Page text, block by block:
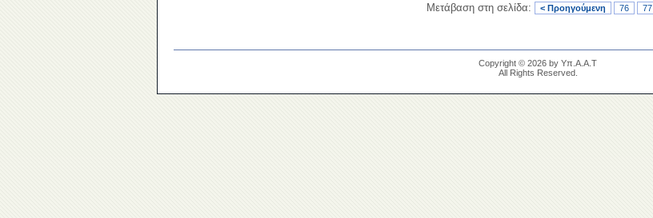
Μετάβαση στη σελίδα: < Προηγούμενη 76 77
Copyright © 2026 by Υπ.Α.Α.Τ
All Rights Reserved.